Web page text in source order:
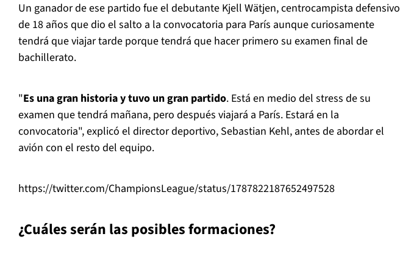
Un ganador de ese partido fue el debutante Kjell Wätjen, centrocampista defensivo
de 18 años que dio el salto a la convocatoria para París aunque curiosamente
tendrá que viajar tarde porque tendrá que hacer primero su examen final de
bachillerato.
"Es una gran historia y tuvo un gran partido. Está en medio del stress de su
examen que tendrá mañana, pero después viajará a París. Estará en la
convocatoria", explicó el director deportivo, Sebastian Kehl, antes de abordar el
avión con el resto del equipo.
https://twitter.com/ChampionsLeague/status/1787822187652497528
¿Cuáles serán las posibles formaciones?